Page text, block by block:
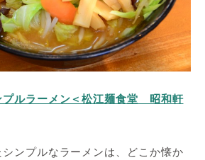
プルラーメン＜松江麺食堂 昭和軒
ンプルなラーメンは、どこか懐か